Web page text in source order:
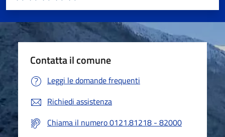
Valuta 5 stelle su 5
Valuta 4 stelle su 5
Valuta 3 stelle su 5
Valuta 2 stelle su 5
Valuta 1 stelle su 5
Contatta il comune
Leggi le domande frequenti
Richiedi assistenza
Chiama il numero 0121.81218 - 82000